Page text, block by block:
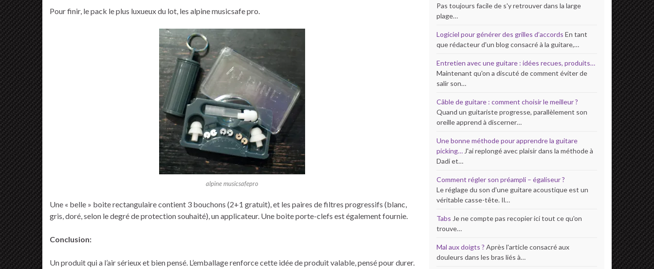
Pour finir, le pack le plus luxueux du lot, les alpine musicsafe pro.
alpine musicsafepro
Une « belle » boite rectangulaire contient 3 bouchons (2+1 gratuit), et les paires de filtres progressifs (blanc,
gris, doré, selon le degré de protection souhaité), un applicateur. Une boite porte-clefs est également fournie.
Conclusion:
Un produit qui a l’air sérieux et bien pensé. L’emballage renforce cette idée de produit valable, pensé pour durer.
Pas toujours facile de s'y retrouver dans la large
plage…
Logiciel pour générer des grilles d’accords En tant
que rédacteur d'un blog consacré à la guitare,…
Entretien avec une guitare : idées recues, produits…
Maintenant qu'on a discuté de comment éviter de
salir son…
Câble de guitare : comment choisir le meilleur ?
Quand un guitariste progresse, parallèlement son
oreille apprend à discerner…
Une bonne méthode pour apprendre la guitare
picking… J'ai replongé avec plaisir dans la méthode à
Dadi et…
Comment régler son préampli – égaliseur ?
Le réglage du son d'une guitare acoustique est un
véritable casse-tête. Il…
Tabs Je ne compte pas recopier ici tout ce qu'on
trouve…
Mal aux doigts ? Après l'article consacré aux
douleurs dans les bras liés à…